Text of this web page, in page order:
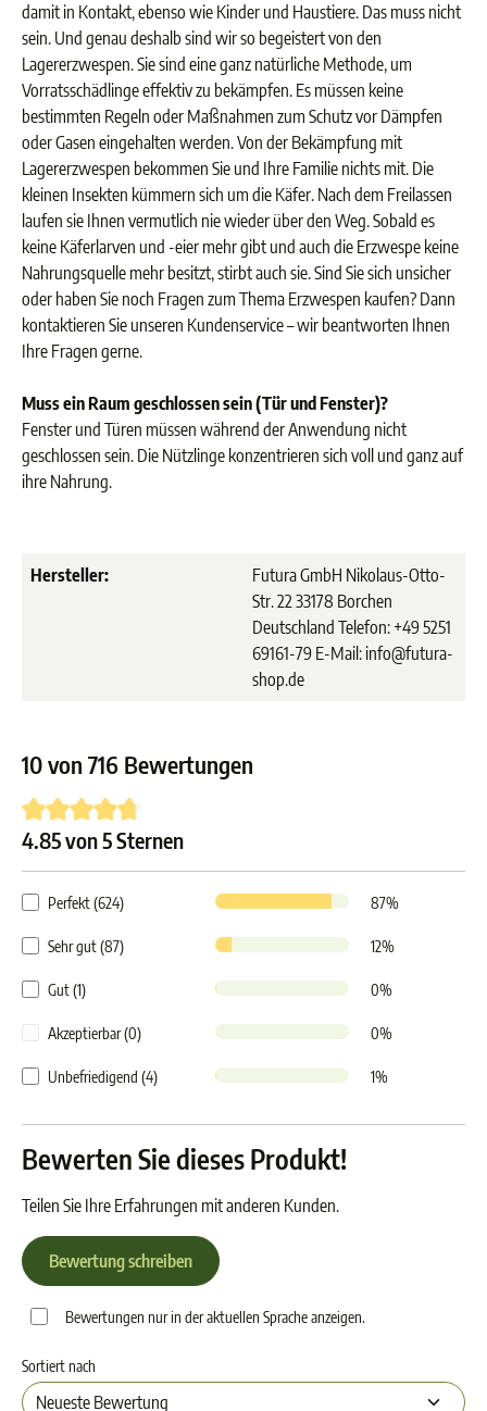
damit in Kontakt, ebenso wie Kinder und Haustiere. Das muss nicht
sein. Und genau deshalb sind wir so begeistert von den
Lagererzwespen. Sie sind eine ganz natürliche Methode, um
Vorratsschädlinge effektiv zu bekämpfen. Es müssen keine
bestimmten Regeln oder Maßnahmen zum Schutz vor Dämpfen
oder Gasen eingehalten werden. Von der Bekämpfung mit
Lagererzwespen bekommen Sie und Ihre Familie nichts mit. Die
kleinen Insekten kümmern sich um die Käfer. Nach dem Freilassen
laufen sie Ihnen vermutlich nie wieder über den Weg. Sobald es
keine Käferlarven und -eier mehr gibt und auch die Erzwespe keine
Nahrungsquelle mehr besitzt, stirbt auch sie. Sind Sie sich unsicher
oder haben Sie noch Fragen zum Thema Erzwespen kaufen? Dann
kontaktieren Sie unseren Kundenservice – wir beantworten Ihnen
Ihre Fragen gerne.
Muss ein Raum geschlossen sein (Tür und Fenster)?
Fenster und Türen müssen während der Anwendung nicht
geschlossen sein. Die Nützlinge konzentrieren sich voll und ganz auf
ihre Nahrung.
Hersteller:
Futura GmbH Nikolaus-Otto-
Str. 22 33178 Borchen
Deutschland Telefon: +49 5251
69161-79 E-Mail: info@futura-
shop.de
10 von 716 Bewertungen
Durchschnittliche Bewertung von 4.8 von 5 Sternen
4.85 von 5 Sternen
Perfekt (624) 87%
Sehr gut (87) 12%
Gut (1) 0%
Akzeptierbar (0) 0%
Unbefriedigend (4) 1%
Bewerten Sie dieses Produkt!
Teilen Sie Ihre Erfahrungen mit anderen Kunden.
Bewertung schreiben
Bewertungen nur in der aktuellen Sprache anzeigen.
Sortiert nach